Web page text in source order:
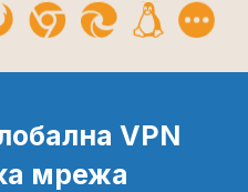
VPN
мрежа